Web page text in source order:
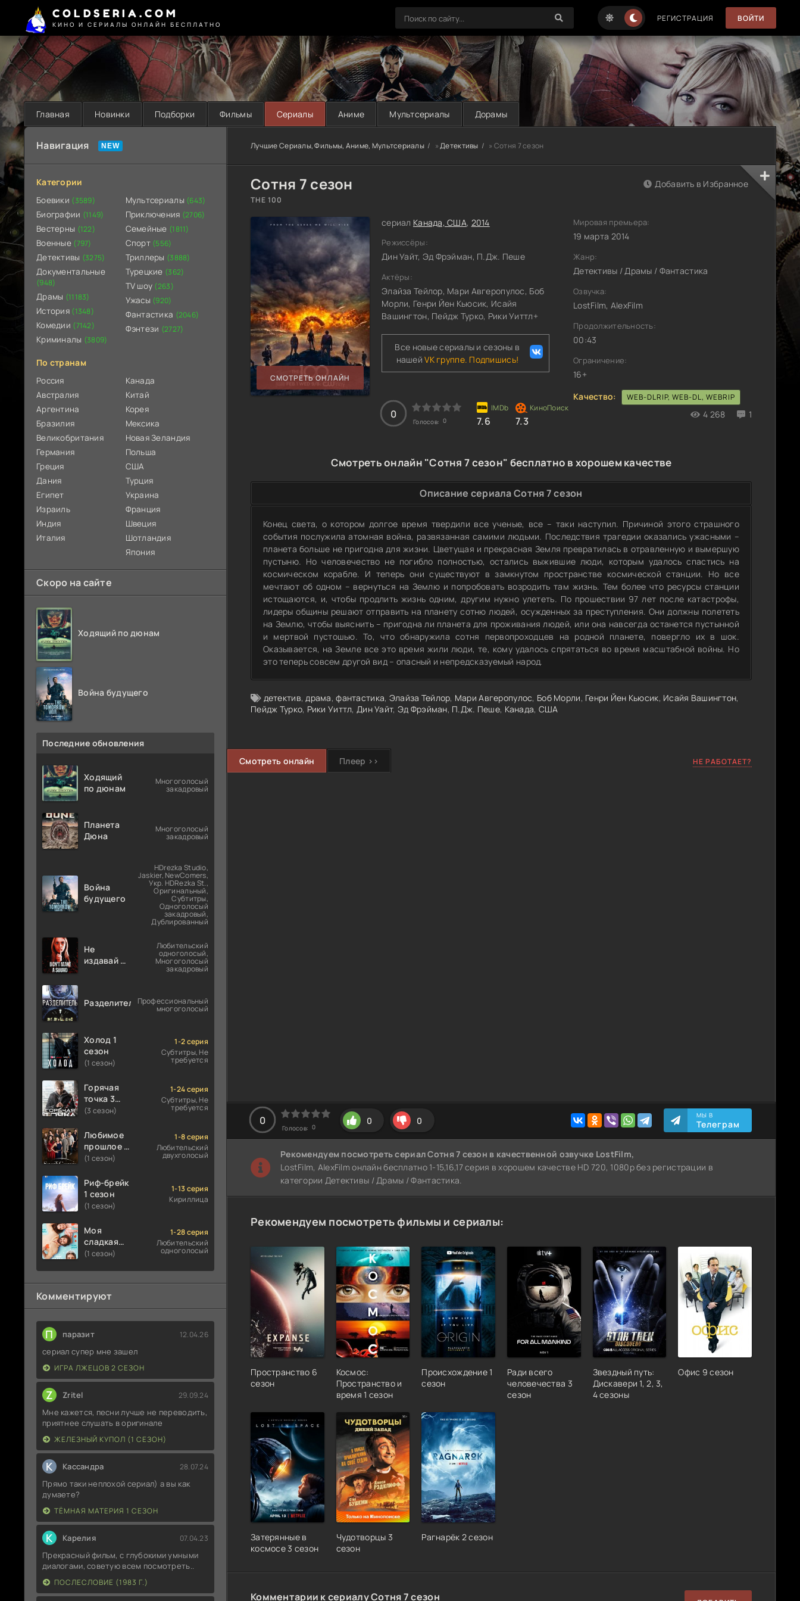
COLDSERIA.COM
КИНО И СЕРИАЛЫ ОНЛАЙН БЕСПЛАТНО
РЕГИСТРАЦИЯ ВОЙТИ
Главная Новинки Подборки Фильмы Сериалы Аниме Мультсериалы Дорамы
Навигация
Категории
Боевики (3589)
Биографии (1149)
Вестерны (122)
Военные (797)
Детективы (3275)
Документальные
(948)
Драмы (11183)
История (1348)
Комедии (7142)
Криминалы (3809)
Мультсериалы (643)
Приключения (2706)
Семейные (1811)
Спорт (556)
Триллеры (3888)
Турецкие (362)
TV шоу (263)
Ужасы (920)
Фантастика (2046)
Фэнтези (2727)
По странам
Россия
Австралия
Аргентина
Бразилия
Великобритания
Германия
Греция
Дания
Египет
Израиль
Индия
Италия
Канада
Китай
Корея
Мексика
Новая Зеландия
Польша
США
Турция
Украина
Франция
Швеция
Шотландия
Япония
Скоро на сайте
Ходящий по дюнам
Война будущего
Последние обновления
Ходящий
по дюнам
Многоголосый
закадровый
Планета
Дюна
Многоголосый
закадровый
Война
будущего
HDrezka Studio,
Jaskier, NewComers,
Укр. HDRezka St.,
Оригинальный,
Субтитры,
Одноголосый
закадровый,
Дублированный
Не
издавай ни
Любительский
одноголосый,
Многоголосый
закадровый
РазделительПрофессиональный
многоголосый
Холод 1
сезон
(1 сезон)
1-2 серия
Субтитры, Не
требуется
Горячая
точка 3
сезон
(3 сезон)
1-24 серия
Субтитры, Не
требуется
Любимое
прошлое 1
сезон
(1 сезон)
1-8 серия
Любительский
двухголосый
Риф-брейк
1 сезон
(1 сезон)
1-13 серия
Кириллица
Моя
сладкая
ложь 1
(1 сезон)
1-28 серия
Любительский
одноголосый
Комментируют
П паразит 12.04.26
сериал супер мне зашел
ИГРА ЛЖЕЦОВ 2 СЕЗОН
Z Zritel 29.09.24
Мне кажется, песни лучше не переводить,
приятнее слушать в оригинале
ЖЕЛЕЗНЫЙ КУПОЛ (1 СЕЗОН)
К Кассандра 28.07.24
Прямо таки неплохой сериал) а вы как
думаете?
ТЁМНАЯ МАТЕРИЯ 1 СЕЗОН
К Карелия 07.04.23
Прекрасный фильм, с глубокими умными
диалогами, советую всем посмотреть..
ПОСЛЕСЛОВИЕ (1983 Г.)
Лучшие Сериалы, Фильмы, Аниме, Мультсериалы »Детективы » Сотня 7 сезон
Сотня 7 сезон
THE 100
СМОТРЕТЬ ОНЛАЙН
сериал Канада, США, 2014
Режиссёры:
Дин Уайт, Эд Фрэйман, П.Дж. Пеше
Актёры:
Элайза Тейлор, Мари Авгеропулос, Боб
Морли, Генри Йен Кьюсик, Исайя
Вашингтон, Пейдж Турко, Рики Уиттл+
Все новые сериалы и сезоны в
нашейVK группе. Подпишись!
0
Голосов: 0 7.6 7.3
4 268 1
Добавить в Избранное
Мировая премьера:
19 марта 2014
Жанр:
Детективы / Драмы / Фантастика
Озвучка:
LostFilm, AlexFilm
Продолжительность:
00:43
Ограничение:
16+
Качество:
WEB-DLRIP, WEB-DL, WEBRIP
Смотреть онлайн "Сотня 7 сезон" бесплатно в хорошем качестве
Описание сериала Сотня 7 сезон
Конец света, о котором долгое время твердили все ученые, все – таки наступил. Причиной этого страшного
события послужила атомная война, развязанная самими людьми. Последствия трагедии оказались ужасными –
планета больше не пригодна для жизни. Цветущая и прекрасная Земля превратилась в отравленную и вымершую
пустыню. Но человечество не погибло полностью, остались выжившие люди, которым удалось спастись на
космическом корабле. И теперь они существуют в замкнутом пространстве космической станции. Но все
мечтают об одном – вернуться на Землю и попробовать возродить там жизнь. Тем более что ресурсы станции
истощаются, и, чтобы продлить жизнь одним, другим нужно улететь. По прошествии 97 лет после катастрофы,
лидеры общины решают отправить на планету сотню людей, осужденных за преступления. Они должны полететь
на Землю, чтобы выяснить – пригодна ли планета для проживания людей, или она навсегда останется пустынной
и мертвой пустошью. То, что обнаружила сотня первопроходцев на родной планете, повергло их в шок.
Оказывается, на Земле все это время жили люди, те, кому удалось спрятаться во время масштабной войны. Но
это теперь совсем другой вид – опасный и непредсказуемый народ.
детектив,драма,фантастика, Элайза Тейлор, Мари Авгеропулос, Боб Морли, Генри Йен Кьюсик, Исайя Вашингтон,
Пейдж Турко, Рики Уиттл,Дин Уайт, Эд Фрэйман, П.Дж. Пеше, Канада, США
Смотреть онлайн Плеер >> НЕ РАБОТАЕТ?
0
Голосов: 0
0 0 МЫ В
Телеграм
Рекомендуем посмотреть сериал Сотня 7 сезон в качественной озвучке LostFilm,
LostFilm, AlexFilm онлайн бесплатно 1-15,16,17 серия в хорошем качестве HD 720, 1080p без регистрации в
категории Детективы / Драмы / Фантастика.
Рекомендуем посмотреть фильмы и сериалы:
Пространство 6
сезон
Космос:
Пространство и
время 1 сезон
Происхождение 1
сезон
Ради всего
человечества 3
сезон
Звездный путь:
Дискавери 1, 2, 3,
4 сезоны
Офис 9 сезон
Затерянные в
космосе 3 сезон
Чудотворцы 3
сезон
Рагнарёк 2 сезон
Комментарии к сериалу Сотня 7 сезон